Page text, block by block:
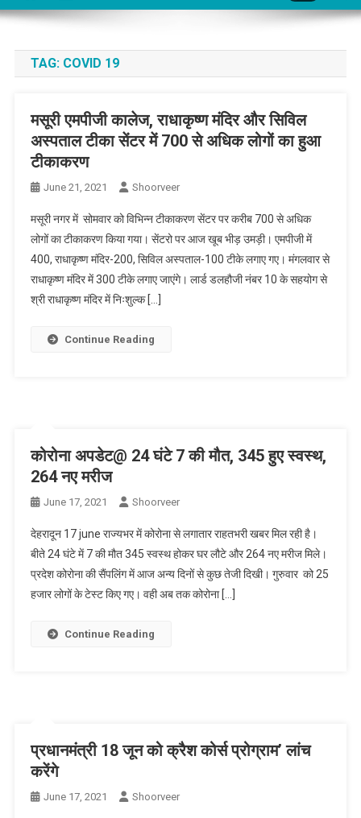
TAG: COVID 19
मसूरी एमपीजी कालेज, राधाकृष्ण मंदिर और सिविल
अस्पताल टीका सेंटर में 700 से अधिक लोगों का हुआ
टीकाकरण
June 21, 2021 Shoorveer
मसूरी नगर में सोमवार को विभिन्न टीकाकरण सेंटर पर करीब 700 से अधिक
लोगों का टीकाकरण किया गया। सेंटरो पर आज खूब भीड़ उमड़ी। एमपीजी में
400, राधाकृष्ण मंदिर-200, सिविल अस्पताल-100 टीके लगाए गए। मंगलवार से
राधाकृष्ण मंदिर में 300 टीके लगाए जाएंगे। लार्ड डलहौजी नंबर 10 के सहयोग से
श्री राधाकृष्ण मंदिर में निःशुल्क […]
Continue Reading
कोरोना अपडेट@ 24 घंटे 7 की मौत, 345 हुए स्वस्थ,
264 नए मरीज
June 17, 2021 Shoorveer
देहरादून 17 june राज्यभर में कोरोना से लगातार राहतभरी खबर मिल रही है।
बीते 24 घंटे में 7 की मौत 345 स्वस्थ होकर घर लौटे और 264 नए मरीज मिले।
प्रदेश कोरोना की सैंपलिंग में आज अन्य दिनों से कुछ तेजी दिखी। गुरुवार को 25
हजार लोगों के टेस्ट किए गए। वही अब तक कोरोना […]
Continue Reading
प्रधानमंत्री 18 जून को क्रैश कोर्स प्रोग्राम’ लांच
करेंगे
June 17, 2021 Shoorveer